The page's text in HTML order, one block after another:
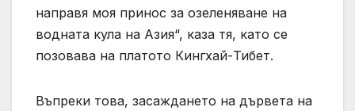
направя моя принос за озеленяване на
водната кула на Азия“, каза тя, като се
позовава на платото Кингхай-Тибет.
Въпреки това, засаждането на дървета на